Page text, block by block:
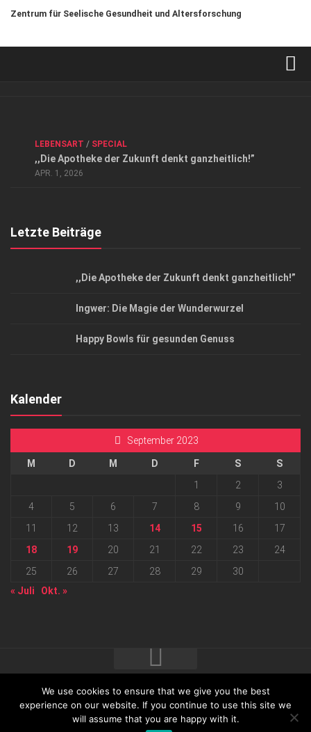
Zentrum für Seelische Gesundheit und Altersforschung
Datenschutzerklärung
Top Magazin Dresden / Ostsachsen
LEBENSART / SPECIAL
,,Die Apotheke der Zukunft denkt ganzheitlich!”
APR. 1, 2026
Letzte Beiträge
,,Die Apotheke der Zukunft denkt ganzheitlich!”
Ingwer: Die Magie der Wunderwurzel
Happy Bowls für gesunden Genuss
Kalender
September 2023
M D M D F S
S
1
2
3
4
5 6 7 8 9
10
11
12 13 14 15 16
17
18
19 20 21 22 23
24
25
26 27 28 29
30
« Juli
Okt. »
2026 progressmedia Verlag & Werbeagentur GmbH • Bautzner
Landstraße 62 • 01324 Dresden
We use cookies to ensure that we give you the best
experience on our website. If you continue to use this site we
will assume that you are happy with it.